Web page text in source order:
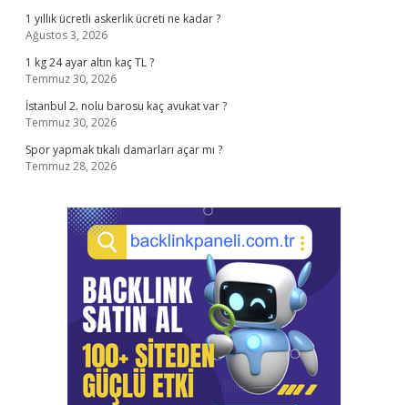
1 yıllık ücretli askerlik ücreti ne kadar ?
Ağustos 3, 2026
1 kg 24 ayar altın kaç TL ?
Temmuz 30, 2026
İstanbul 2. nolu barosu kaç avukat var ?
Temmuz 30, 2026
Spor yapmak tıkalı damarları açar mı ?
Temmuz 28, 2026